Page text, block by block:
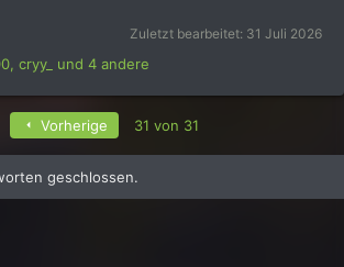
Zuletzt bearbeitet: 31 Juli 2026
cryy_ und 4 andere
Erste Vorherige 31 von 31
geschlossen.